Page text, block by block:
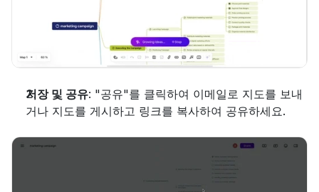
저장 및 공유: "공유"를 클릭하여 이메일로 지도를 보내
거나 지도를 게시하고 링크를 복사하여 공유하세요.